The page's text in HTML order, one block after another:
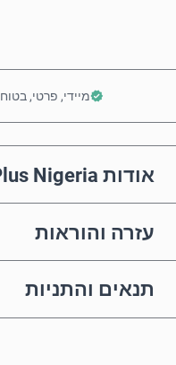
מיידי, פרטי, בטוח
אודות HealthPlus Nigeria
עזרה והוראות
תנאים והתניות